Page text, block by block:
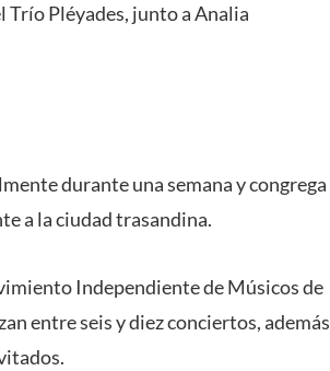
Trío Pléyades, junto a Analia
durante una semana y congrega
a la ciudad trasandina.
Independiente de Músicos de
entre seis y diez conciertos, además